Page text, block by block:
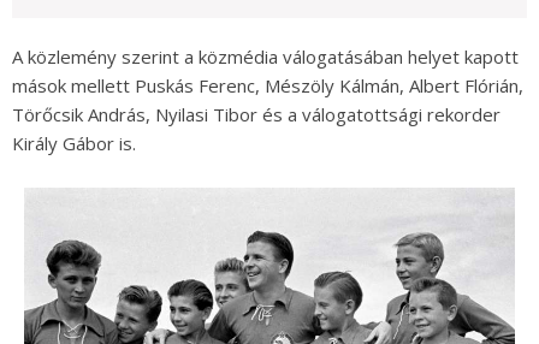
A közlemény szerint a közmédia válogatásában helyet kapott
mások mellett Puskás Ferenc, Mészöly Kálmán, Albert Flórián,
Törőcsik András, Nyilasi Tibor és a válogatottsági rekorder
Király Gábor is.